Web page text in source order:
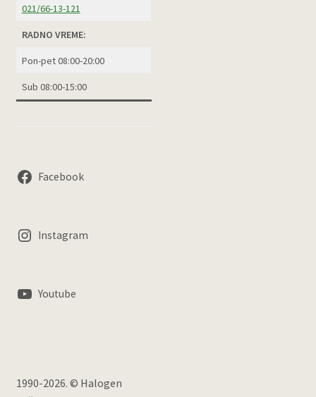
021/66-13-121
RADNO VREME:
Pon-pet 08:00-20:00
Sub 08:00-15:00
Facebook
Instagram
Youtube
1990-2026. © Halogen